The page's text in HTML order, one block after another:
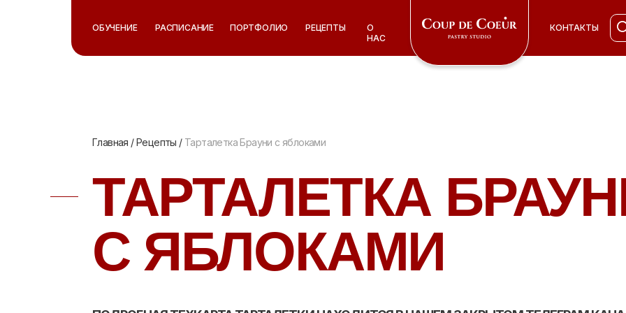
ОБУЧЕНИЕ РАСПИСАНИЕ ПОРТФОЛИО РЕЦЕПТЫ
О
НАС
КОНТАКТЫ
ОБУЧЕНИЕ РАСПИСАНИЕ ПОРТФОЛИО РЕЦЕПТЫ
О
НАС
КОНТАКТЫ
Главная /Рецепты / Тарталетка Брауни с яблоками
ТАРТАЛЕТКА
С ЯБЛОКАМИ